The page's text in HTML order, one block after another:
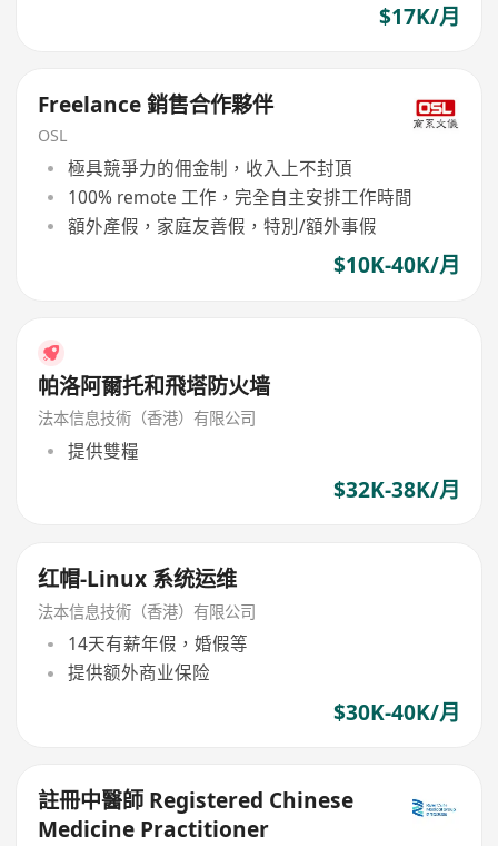
$17K/月
Freelance 銷售合作夥伴
OSL
極具競爭力的佣金制，收入上不封頂
100% remote 工作，完全自主安排工作時間
額外產假，家庭友善假，特別/額外事假
$10K-40K/月
帕洛阿爾托和飛塔防火墙
法本信息技術（香港）有限公司
提供雙糧
$32K-38K/月
红帽-Linux 系统运维
法本信息技術（香港）有限公司
14天有薪年假，婚假等
提供额外商业保险
$30K-40K/月
註冊中醫師 Registered Chinese
Medicine Practitioner